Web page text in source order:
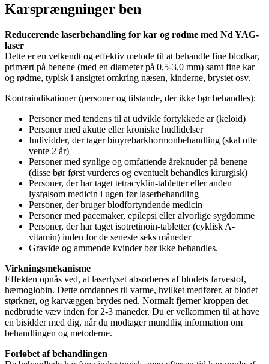
Karsprængninger ben
Reducerende laserbehandling for kar og rødme med Nd YAG-
laser
Dette er en velkendt og effektiv metode til at behandle fine blodkar,
primært på benene (med en diameter på 0,5-3,0 mm) samt fine kar
og rødme, typisk i ansigtet omkring næsen, kinderne, brystet osv.
Kontraindikationer (personer og tilstande, der ikke bør behandles):
Personer med tendens til at udvikle fortykkede ar (keloid)
Personer med akutte eller kroniske hudlidelser
Individder, der tager binyrebarkhormonbehandling (skal ofte
vente 2 år)
Personer med synlige og omfattende åreknuder på benene
(disse bør først vurderes og eventuelt behandles kirurgisk)
Personer, der har taget tetracyklin-tabletter eller anden
lysfølsom medicin i ugen før laserbehandling
Personer, der bruger blodfortyndende medicin
Personer med pacemaker, epilepsi eller alvorlige sygdomme
Personer, der har taget isotretinoin-tabletter (cyklisk A-
vitamin) inden for de seneste seks måneder
Gravide og ammende kvinder bør ikke behandles.
Virkningsmekanisme
Effekten opnås ved, at laserlyset absorberes af blodets farvestof,
hæmoglobin. Dette omdannes til varme, hvilket medfører, at blodet
størkner, og karvæggen brydes ned. Normalt fjerner kroppen det
nedbrudte væv inden for 2-3 måneder. Du er velkommen til at have
en bisidder med dig, når du modtager mundtlig information om
behandlingen og metoderne.
Forløbet af behandlingen